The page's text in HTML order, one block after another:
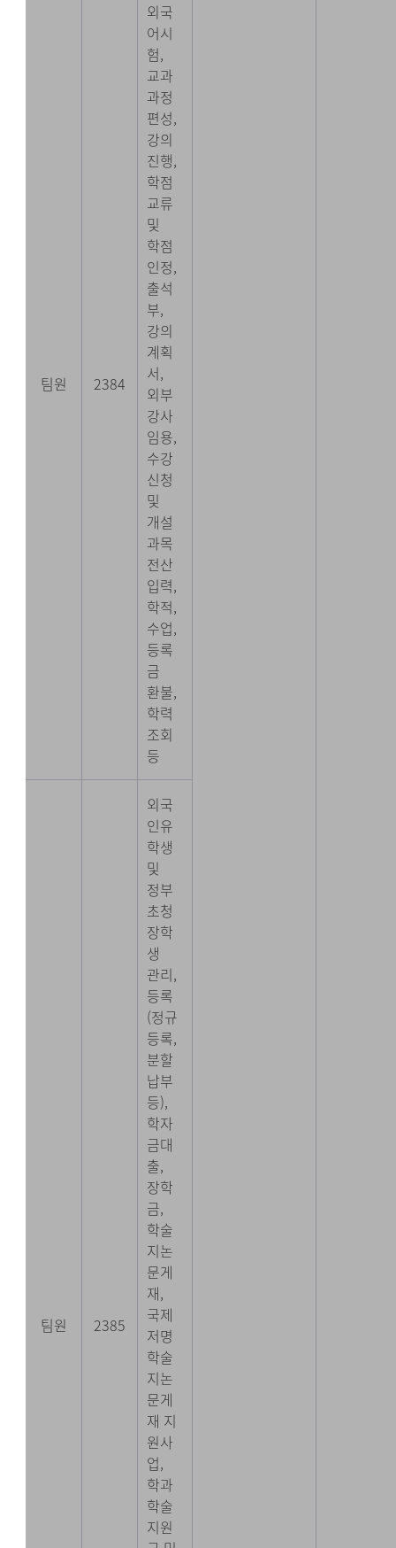
팀원 2384
외국
어시
험,
교과
과정
편성,
강의
진행,
학점
교류
및
학점
인정,
출석
부,
강의
계획
서,
외부
강사
임용,
수강
신청
및
개설
과목
전산
입력,
학적,
수업,
등록
금
환불,
학력
조회
등
팀원 2385
외국
인유
학생
및
정부
초청
장학
생
관리,
등록
(정규
등록,
분할
납부
등),
학자
금대
출,
장학
금,
학술
지논
문게
재,
국제
저명
학술
지논
문게
재 지
원사
업,
학과
학술
지원